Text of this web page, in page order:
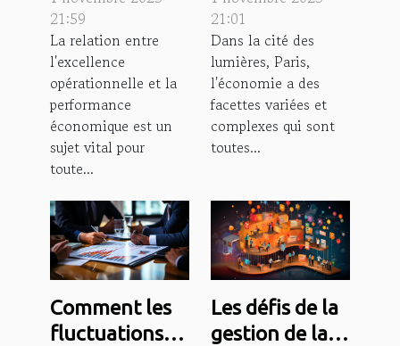
opérationnelle
et la
performance
économique
21:59
La relation entre
l'excellence
opérationnelle et la
performance
économique est un
sujet vital pour
toute...
l'économie
parisienne
21:01
Dans la cité des
lumières, Paris,
l'économie a des
facettes variées et
complexes qui sont
toutes...
Comment les
fluctuations
Les défis de la
gestion de la e-